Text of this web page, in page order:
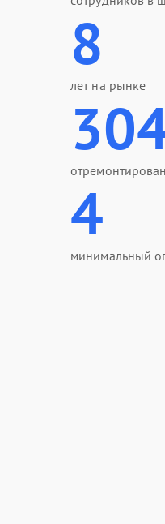
8
лет на рынке
4
минимальный